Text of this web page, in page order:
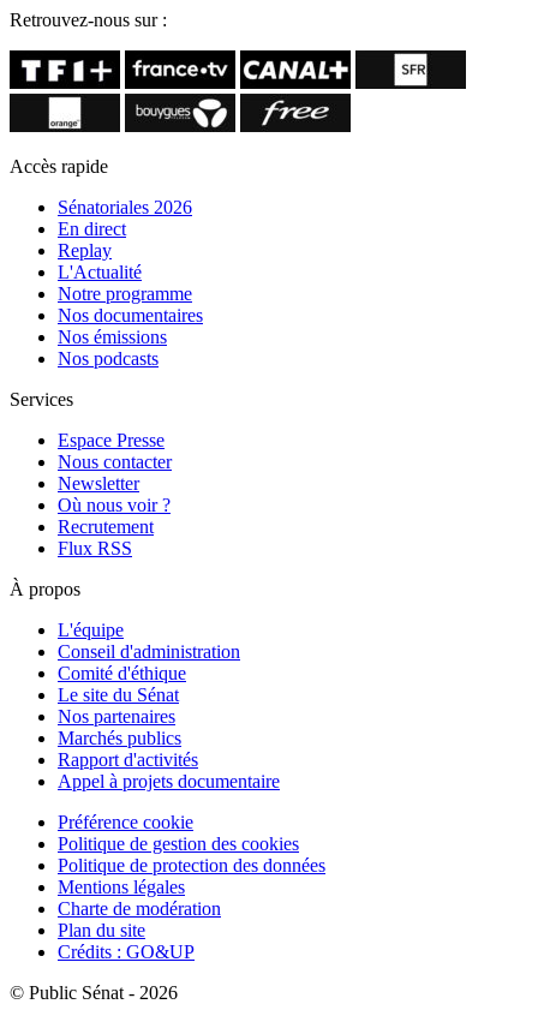
Retrouvez-nous sur :
Accès rapide
Sénatoriales 2026
En direct
Replay
L'Actualité
Notre programme
Nos documentaires
Nos émissions
Nos podcasts
Services
Espace Presse
Nous contacter
Newsletter
Où nous voir ?
Recrutement
Flux RSS
À propos
L'équipe
Conseil d'administration
Comité d'éthique
Le site du Sénat
Nos partenaires
Marchés publics
Rapport d'activités
Appel à projets documentaire
Préférence cookie
Politique de gestion des cookies
Politique de protection des données
Mentions légales
Charte de modération
Plan du site
Crédits : GO&UP
© Public Sénat - 2026